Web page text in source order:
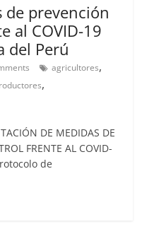
de prevención
al COVID-19
del Perú
agricultores,
,
DE MEDIDAS DE
FRENTE AL COVID-
de